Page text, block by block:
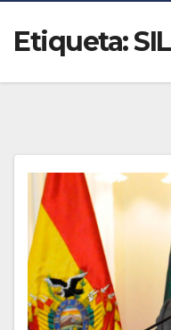
Etiqueta: